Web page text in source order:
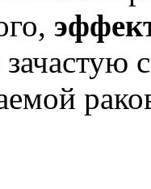
зачастую